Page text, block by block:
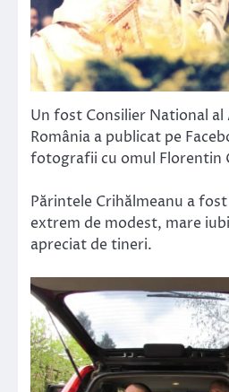
Un fost Consilier National
România a publicat pe
fotografii cu omul Florentin
Părintele Crihălmeanu a
extrem de modest, mare
apreciat de tineri.